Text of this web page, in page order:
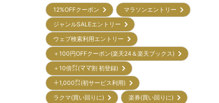
12%OFFクーポン
マラソンエントリー
ジャンルSALEエントリー
ウェブ検索利用エントリー
＋100円OFFクーポン(楽天24＆楽天ブックス)
＋10倍㌽(ママ割 初登録)
＋1,000㌽(初サービス利用)
ラクマ(買い回りに)
楽券(買い回りに)